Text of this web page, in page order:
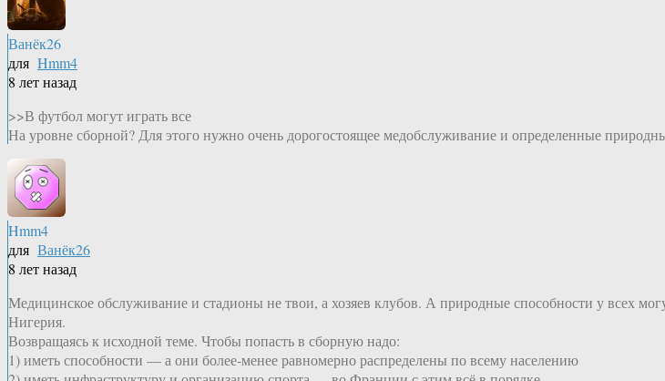
Ванёк26
для Hmm4
8 лет назад
>>В футбол могут играть все
На уровне сборной? Для этого нужно очень дорогостоящее медобслуживание и определенные
Hmm4
для Ванёк26
8 лет назад
Медицинское обслуживание и стадионы не твои, а хозяев клубов. А природные способности у всех
Нигерия.
Возвращаясь к исходной теме. Чтобы попасть в сборную надо:
1) иметь способности — а они более-менее равномерно распределены по всему населению